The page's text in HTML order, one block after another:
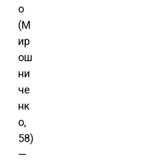
о
(М
ир
ош
ни
че
нк
о,
58)
—